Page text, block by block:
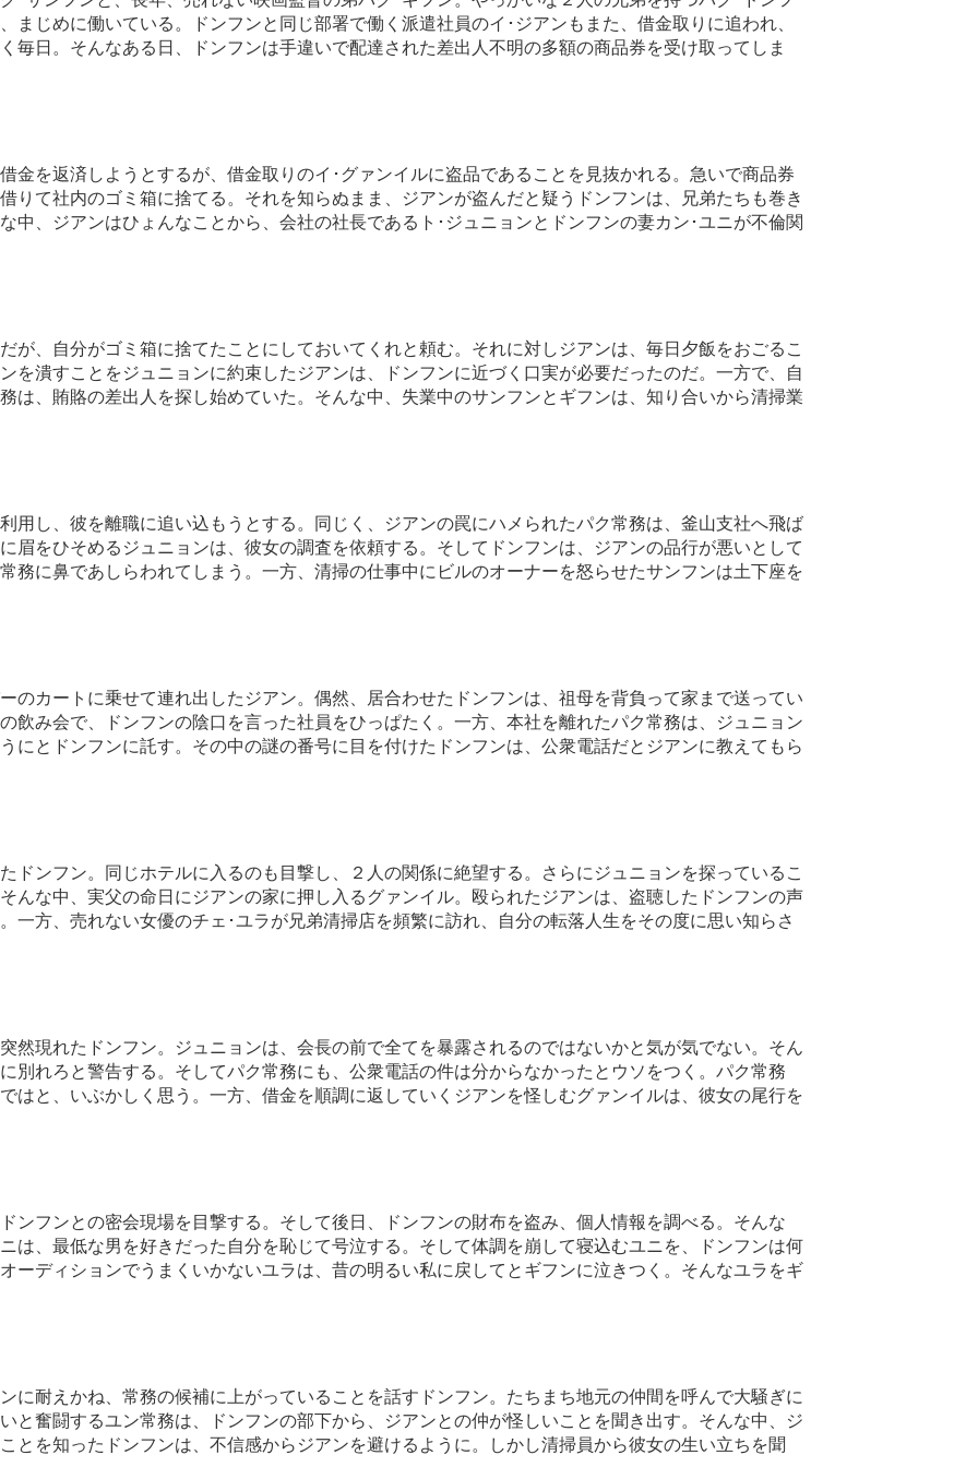
まじめに働いている。ドンフンと同じ部署で働く派遣社員のイ･ジアンもまた、借金取りに追われ、
毎日。そんなある日、ドンフンは手違いで配達された差出人不明の多額の商品券を受け取ってしま
金を返済しようとするが、借金取りのイ･グァンイルに盗品であることを見抜かれる。急いで商品券
りて社内のゴミ箱に捨てる。それを知らぬまま、ジアンが盗んだと疑うドンフンは、兄弟たちも巻き
中、ジアンはひょんなことから、会社の社長であるト･ジュニョンとドンフンの妻カン･ユニが不倫関
が、自分がゴミ箱に捨てたことにしておいてくれと頼む。それに対しジアンは、毎日夕飯をおごるこ
を潰すことをジュニョンに約束したジアンは、ドンフンに近づく口実が必要だったのだ。一方で、自
は、賄賂の差出人を探し始めていた。そんな中、失業中のサンフンとギフンは、知り合いから清掃業
用し、彼を離職に追い込もうとする。同じく、ジアンの罠にハメられたパク常務は、釜山支社へ飛ば
眉をひそめるジュニョンは、彼女の調査を依頼する。そしてドンフンは、ジアンの品行が悪いとして
務に鼻であしらわれてしまう。一方、清掃の仕事中にビルのオーナーを怒らせたサンフンは土下座を
のカートに乗せて連れ出したジアン。偶然、居合わせたドンフンは、祖母を背負って家まで送ってい
飲み会で、ドンフンの陰口を言った社員をひっぱたく。一方、本社を離れたパク常務は、ジュニョン
にとドンフンに託す。その中の謎の番号に目を付けたドンフンは、公衆電話だとジアンに教えてもら
ドンフン。同じホテルに入るのも目撃し、２人の関係に絶望する。さらにジュニョンを探っているこ
んな中、実父の命日にジアンの家に押し入るグァンイル。殴られたジアンは、盗聴したドンフンの声
一方、売れない女優のチェ･ユラが兄弟清掃店を頻繁に訪れ、自分の転落人生をその度に思い知らさ
然現れたドンフン。ジュニョンは、会長の前で全てを暴露されるのではないかと気が気でない。そん
別れろと警告する。そしてパク常務にも、公衆電話の件は分からなかったとウソをつく。パク常務
はと、いぶかしく思う。一方、借金を順調に返していくジアンを怪しむグァンイルは、彼女の尾行を
ンフンとの密会現場を目撃する。そして後日、ドンフンの財布を盗み、個人情報を調べる。そんな
は、最低な男を好きだった自分を恥じて号泣する。そして体調を崩して寝込むユニを、ドンフンは何
ーディションでうまくいかないユラは、昔の明るい私に戻してとギフンに泣きつく。そんなユラをギ
に耐えかね、常務の候補に上がっていることを話すドンフン。たちまち地元の仲間を呼んで大騒ぎに
と奮闘するユン常務は、ドンフンの部下から、ジアンとの仲が怪しいことを聞き出す。そんな中、ジ
とを知ったドンフンは、不信感からジアンを避けるように。しかし清掃員から彼女の生い立ちを聞